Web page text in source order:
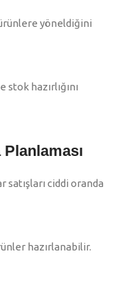
yöneldiğini
hazırlığını
ciddi oranda
hazırlanabilir.